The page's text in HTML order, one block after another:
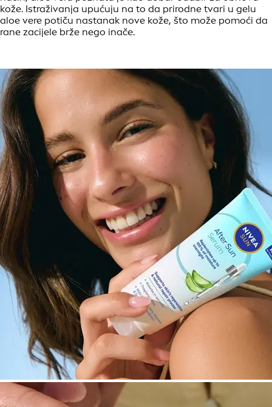
kože. Istraživanja upućuju na to da prirodne tvari u gelu
aloe vere potiču nastanak nove kože, što može pomoći da
rane zacijele brže nego inače.